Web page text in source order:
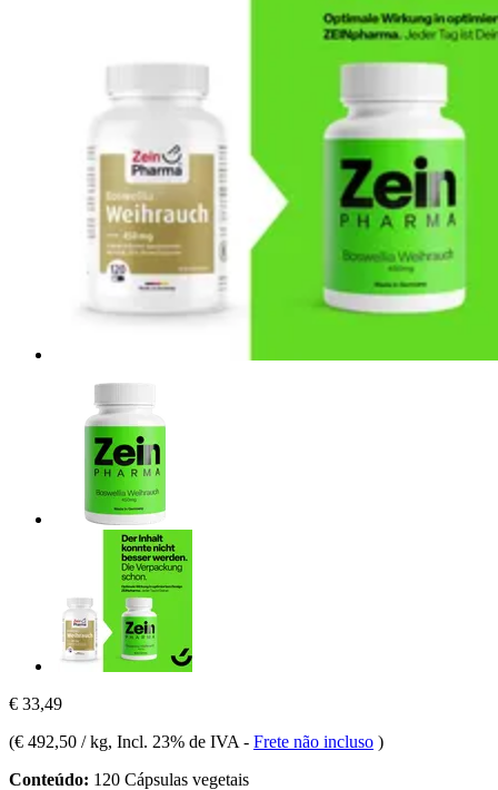
€ 33,49
(€ 492,50 / kg, Incl. 23% de IVA - Frete não incluso )
Conteúdo: 120 Cápsulas vegetais